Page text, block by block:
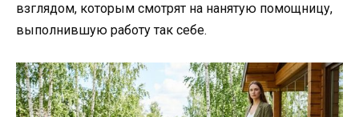
взглядом, которым смотрят на нанятую помощницу,
выполнившую работу так себе.